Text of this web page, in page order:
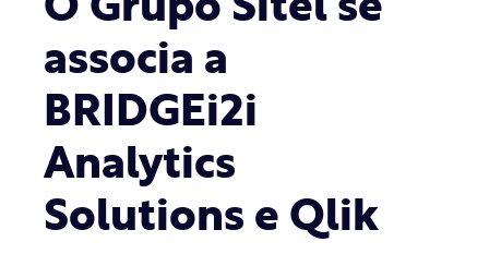
associa a
BRIDGEi2i
Analytics
Solutions e Qlik